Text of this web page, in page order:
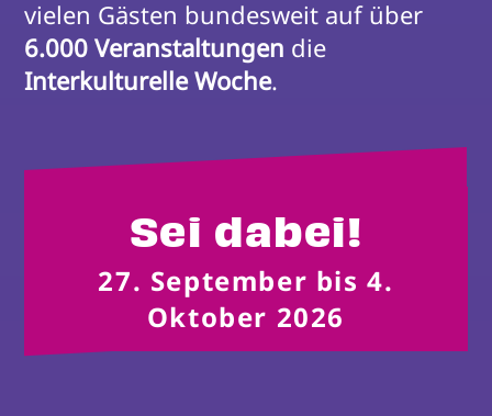
6.000 Veranstaltungen
Interkulturelle Woche.
Sei dabei!
27. September bis 4.
Oktober 2026